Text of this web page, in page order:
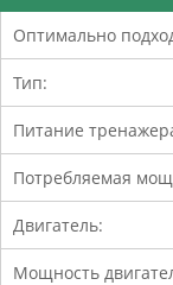
Оптимально
Тип:
Питание
Потребляемая
Двигатель:
Мощность